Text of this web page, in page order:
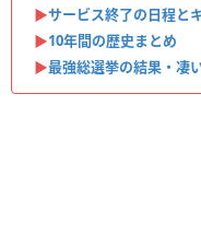
▶︎サービス終了の日程と
▶︎10年間の歴史まとめ
▶︎最強総選挙の結果・凄